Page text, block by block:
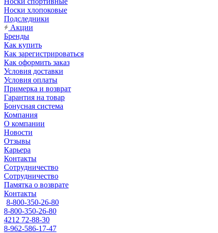
Носки хлопоковые
Подследники
Акции
Бренды
Как купить
Как зарегистрироваться
Как оформить заказ
Условия доставки
Условия оплаты
Примерка и возврат
Гарантия на товар
Бонусная система
Компания
О компании
Новости
Отзывы
Карьера
Контакты
Сотрудничество
Сотрудничество
Памятка о возврате
Контакты
8-800-350-26-80
8-800-350-26-80
4212 72-88-30
8-962-586-17-47